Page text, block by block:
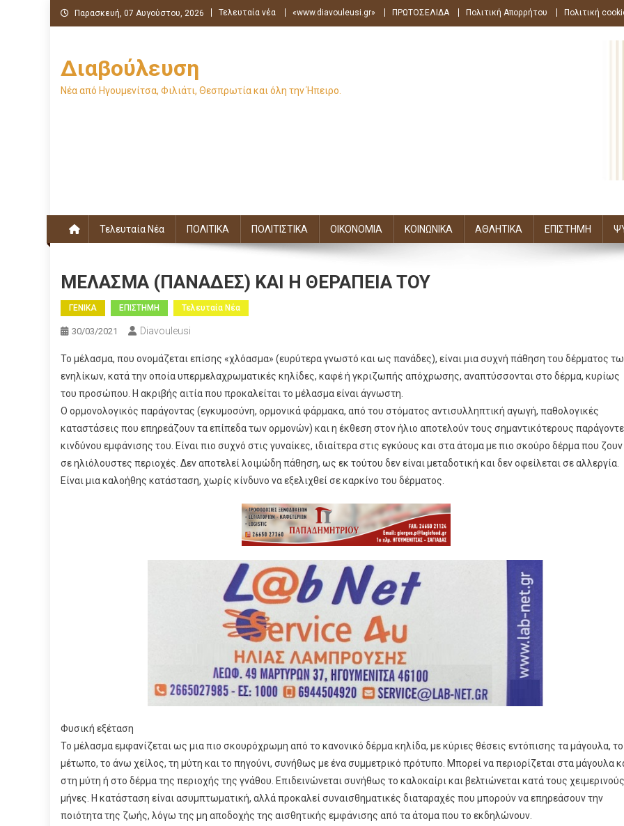
Μεταπηδήστε
στο
Παρασκευή, 07 Αυγούστου, 2026 Τελευταία νέα «www.diavouleusi.gr» ΠΡΩΤΟΣΕΛΙΔΑ Πολιτική Απορρήτου Πολιτική
Διαβούλευση
Νέα από Ηγουμενίτσα, Φιλιάτι, Θεσπρωτία και όλη την Ήπειρο.
Τελευταία Νέα ΠΟΛΙΤΙΚΑ ΠΟΛΙΤΙΣΤΙΚΑ ΟΙΚΟΝΟΜΙΑ ΚΟΙΝΩΝΙΚΑ ΑΘΛΗΤΙΚΑ ΕΠΙΣΤΗΜΗ
ΜΕΛΑΣΜΑ (ΠΑΝΑΔΕΣ) ΚΑΙ Η ΘΕΡΑΠΕΙΑ ΤΟΥ
ΓΕΝΙΚΑ ΕΠΙΣΤΗΜΗ Τελευταία Νέα
30/03/2021 Diavouleusi
Το μέλασμα, που ονομάζεται επίσης «χλόασμα» (ευρύτερα γνωστό και ως πανάδες), είναι μια συχνή πάθηση του δέρματος
ενηλίκων, κατά την οποία υπερμελαχρωματικές κηλίδες, καφέ ή γκριζωπής απόχρωσης, αναπτύσσονται στο δέρμα, κυρίως
του προσώπου. Η ακριβής αιτία που προκαλείται το μέλασμα είναι άγνωστη.
Ο ορμονολογικός παράγοντας (εγκυμοσύνη, ορμονικά φάρμακα, από του στόματος αντισυλληπτική αγωγή, παθολογικές
καταστάσεις που επηρεάζουν τα επίπεδα των ορμονών) και η έκθεση στον ήλιο αποτελούν τους σημαντικότερους
κινδύνου εμφάνισης του. Είναι πιο συχνό στις γυναίκες, ιδιαίτερα στις εγκύους και στα άτομα με πιο σκούρο δέρμα που ζουν
σε ηλιόλουστες περιοχές. Δεν αποτελεί λοιμώδη πάθηση, ως εκ τούτου δεν είναι μεταδοτική και δεν οφείλεται σε αλλεργία.
Είναι μια καλοήθης κατάσταση, χωρίς κίνδυνο να εξελιχθεί σε καρκίνο του δέρματος.
Φυσική εξέταση
Το μέλασμα εμφανίζεται ως μια πιο σκουρόχρωμη από το κανονικό δέρμα κηλίδα, με κύριες θέσεις εντόπισης τα μάγουλα, το
μέτωπο, το άνω χείλος, τη μύτη και το πηγούνι, συνήθως με ένα συμμετρικό πρότυπο. Μπορεί να περιορίζεται στα μάγουλα
στη μύτη ή στο δέρμα της περιοχής της γνάθου. Επιδεινώνεται συνήθως το καλοκαίρι και βελτιώνεται κατά τους χειμερινούς
μήνες. Η κατάσταση είναι ασυμπτωματική, αλλά προκαλεί συναισθηματικές διαταραχές που μπορούν να επηρεάσουν την
ποιότητα της ζωής, λόγω της μη αποδοχής της αισθητικής εμφάνισης από τα άτομα που το εκδηλώνουν.